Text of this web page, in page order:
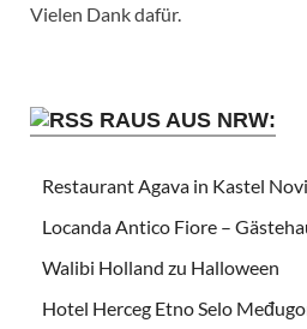
Vielen Dank dafür.
RAUS AUS NRW:
Restaurant Agava in Kastel Novi
Locanda Antico Fiore –
Walibi Holland zu Halloween
Hotel Herceg Etno Selo